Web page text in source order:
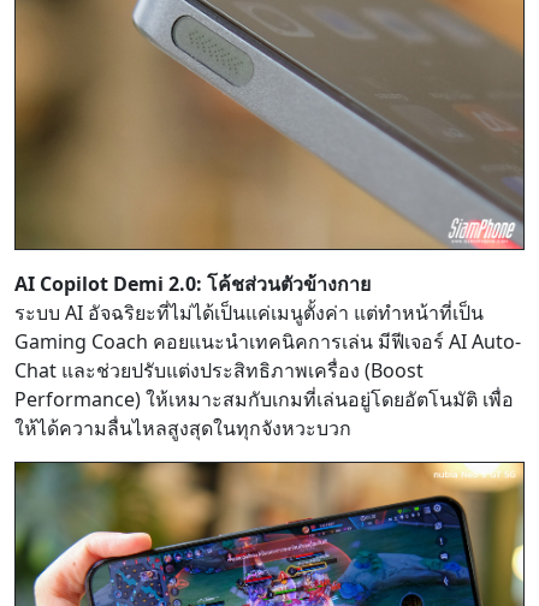
AI Copilot Demi 2.0: โค้ชส่วนตัวข้างกาย
ระบบ AI อัจฉริยะที่ไม่ได้เป็นแค่เมนูตั้งค่า แต่ทำหน้าที่เป็น
Gaming Coach คอยแนะนำเทคนิคการเล่น มีฟีเจอร์ AI Auto-
Chat และช่วยปรับแต่งประสิทธิภาพเครื่อง (Boost
Performance) ให้เหมาะสมกับเกมที่เล่นอยู่โดยอัตโนมัติ เพื่อ
ให้ได้ความลื่นไหลสูงสุดในทุกจังหวะบวก